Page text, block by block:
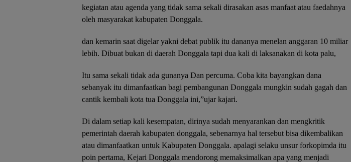
kegiatan atau agenda yang tidak sama sekali dirasakan asas manfaat atau faedahnya
oleh masyarakat kabupaten Donggala.
dan kemarin saat digelar yakni debat publik itu dananya menelan anggaran 10 miliar
lebih. Dibuat bukan di daerah Donggala tapi dua kali di laksanakan di kota palu,
Itu sama sekali tidak ada gunanya Dan percuma. Coba kita bayangkan dana
sebanyak itu dimanfaatkan bagi pembangunan Donggala mungkin sudah gagah dan
cantik kembali kota tua Donggala ini,”ujar kajari.
Di dalam setiap kali kesempatan, dirinya sudah menyarankan dan mengkritik
pemerintah daerah kabupaten donggala, sebenarnya hal tersebut bisa dikembalikan
atau dimanfaatkan untuk Kabupaten Donggala. apalagi selaku unsur forkopimda itu
poin pertama, Kejari Donggala mendorong memaksimalkan apa yang menjadi